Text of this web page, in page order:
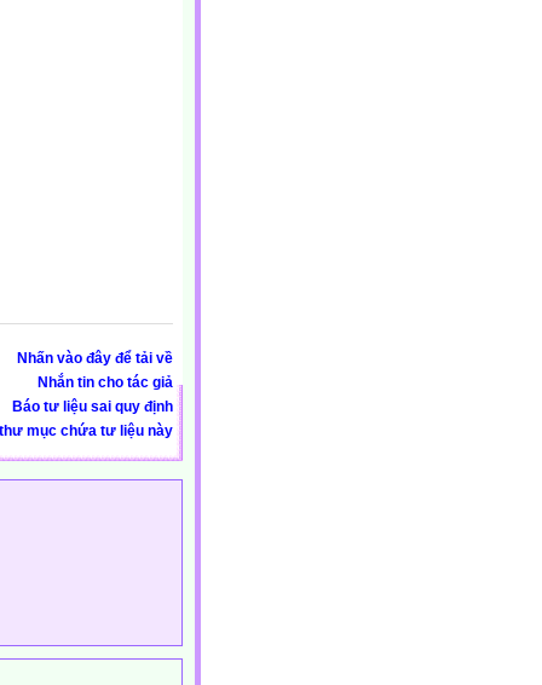
Nhấn vào đây để tải về
Nhắn tin cho tác giả
Báo tư liệu sai quy định
mục chứa tư liệu này